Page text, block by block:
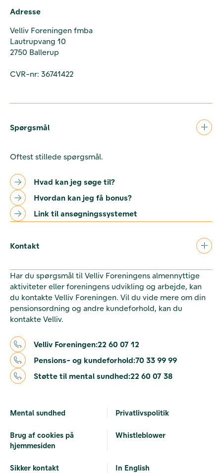
Adresse
Velliv Foreningen fmba
Lautrupvang 10
2750 Ballerup
CVR-nr: 36741422
Spørgsmål
Oftest stillede spørgsmål.
Hvad kan jeg søge til?
Hvordan kan jeg få bonus?
Link til ansøgningssystemet
Kontakt
Har du spørgsmål til Velliv Foreningens almennyttige
aktiviteter eller foreningens udvikling og arbejde, kan
du kontakte Velliv Foreningen. Vil du vide mere om din
pensionsordning og andre kundeforhold, kan du
kontakte Velliv.
Velliv Foreningen:22 60 07 12
Pensions- og kundeforhold:70 33 99 99
Støtte til mental sundhed:22 60 07 38
Mental sundhed Privatlivspolitik
Brug af cookies på
hjemmesiden
Whistleblower
Sikker kontakt In English